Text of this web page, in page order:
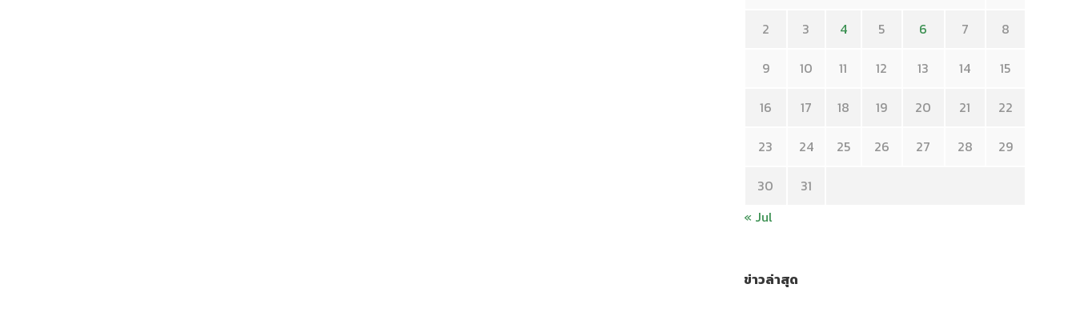
2 3 4 5 6 7 8
9 10 11 12 13 14 15
16 17 18 19 20 21 22
23 24 25 26 27 28 29
30
31
« Jul
ข่าวล่าสุด